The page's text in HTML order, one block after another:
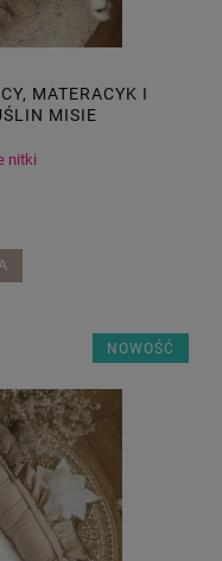
MATERACYK I
MISIE
nitki
NOWOŚĆ